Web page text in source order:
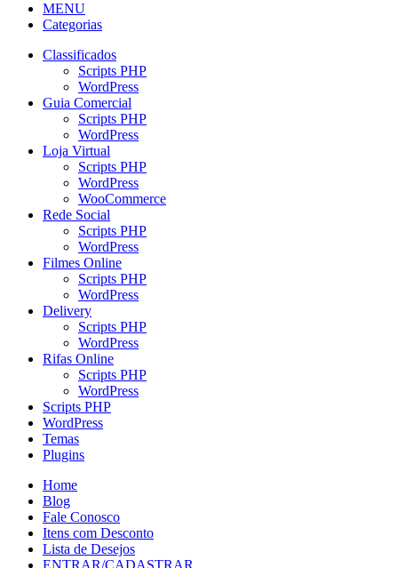
MENU
Categorias
Classificados
Scripts PHP
WordPress
Guia Comercial
Scripts PHP
WordPress
Loja Virtual
Scripts PHP
WordPress
WooCommerce
Rede Social
Scripts PHP
WordPress
Filmes Online
Scripts PHP
WordPress
Delivery
Scripts PHP
WordPress
Rifas Online
Scripts PHP
WordPress
Scripts PHP
WordPress
Temas
Plugins
Home
Blog
Fale Conosco
Itens com Desconto
Lista de Desejos